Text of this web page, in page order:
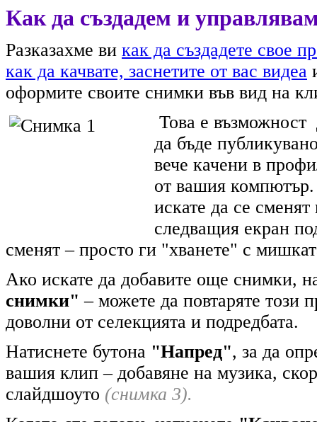
Как да създадем и
Разказахме ви как да създадете свое
как да качвате, заснетите от вас видеа
оформите своите снимки във вид на
Това е възможност
да бъде
вече качени в
от вашия
искате да се
следващия екран
сменят – просто ги "хванете" с
Ако искате да добавите още снимки,
снимки" – можете да повтаряте този
доволни от селекцията и подредбата.
Натиснете бутона "Напред", за да
вашия клип – добавяне на музика,
слайдшоуто (снимка 3).